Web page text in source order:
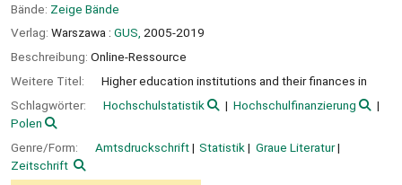
Bände: Zeige Bände
Verlag: Warszawa : GUS, 2005-2019
Beschreibung: Online-Ressource
Weitere Titel:
Higher education institutions and their finances in
Schlagwörter:
Hochschulstatistik
Hochschulfinanzierung
Polen
Genre/Form:
Amtsdruckschrift Statistik
Graue Literatur
Zeitschrift